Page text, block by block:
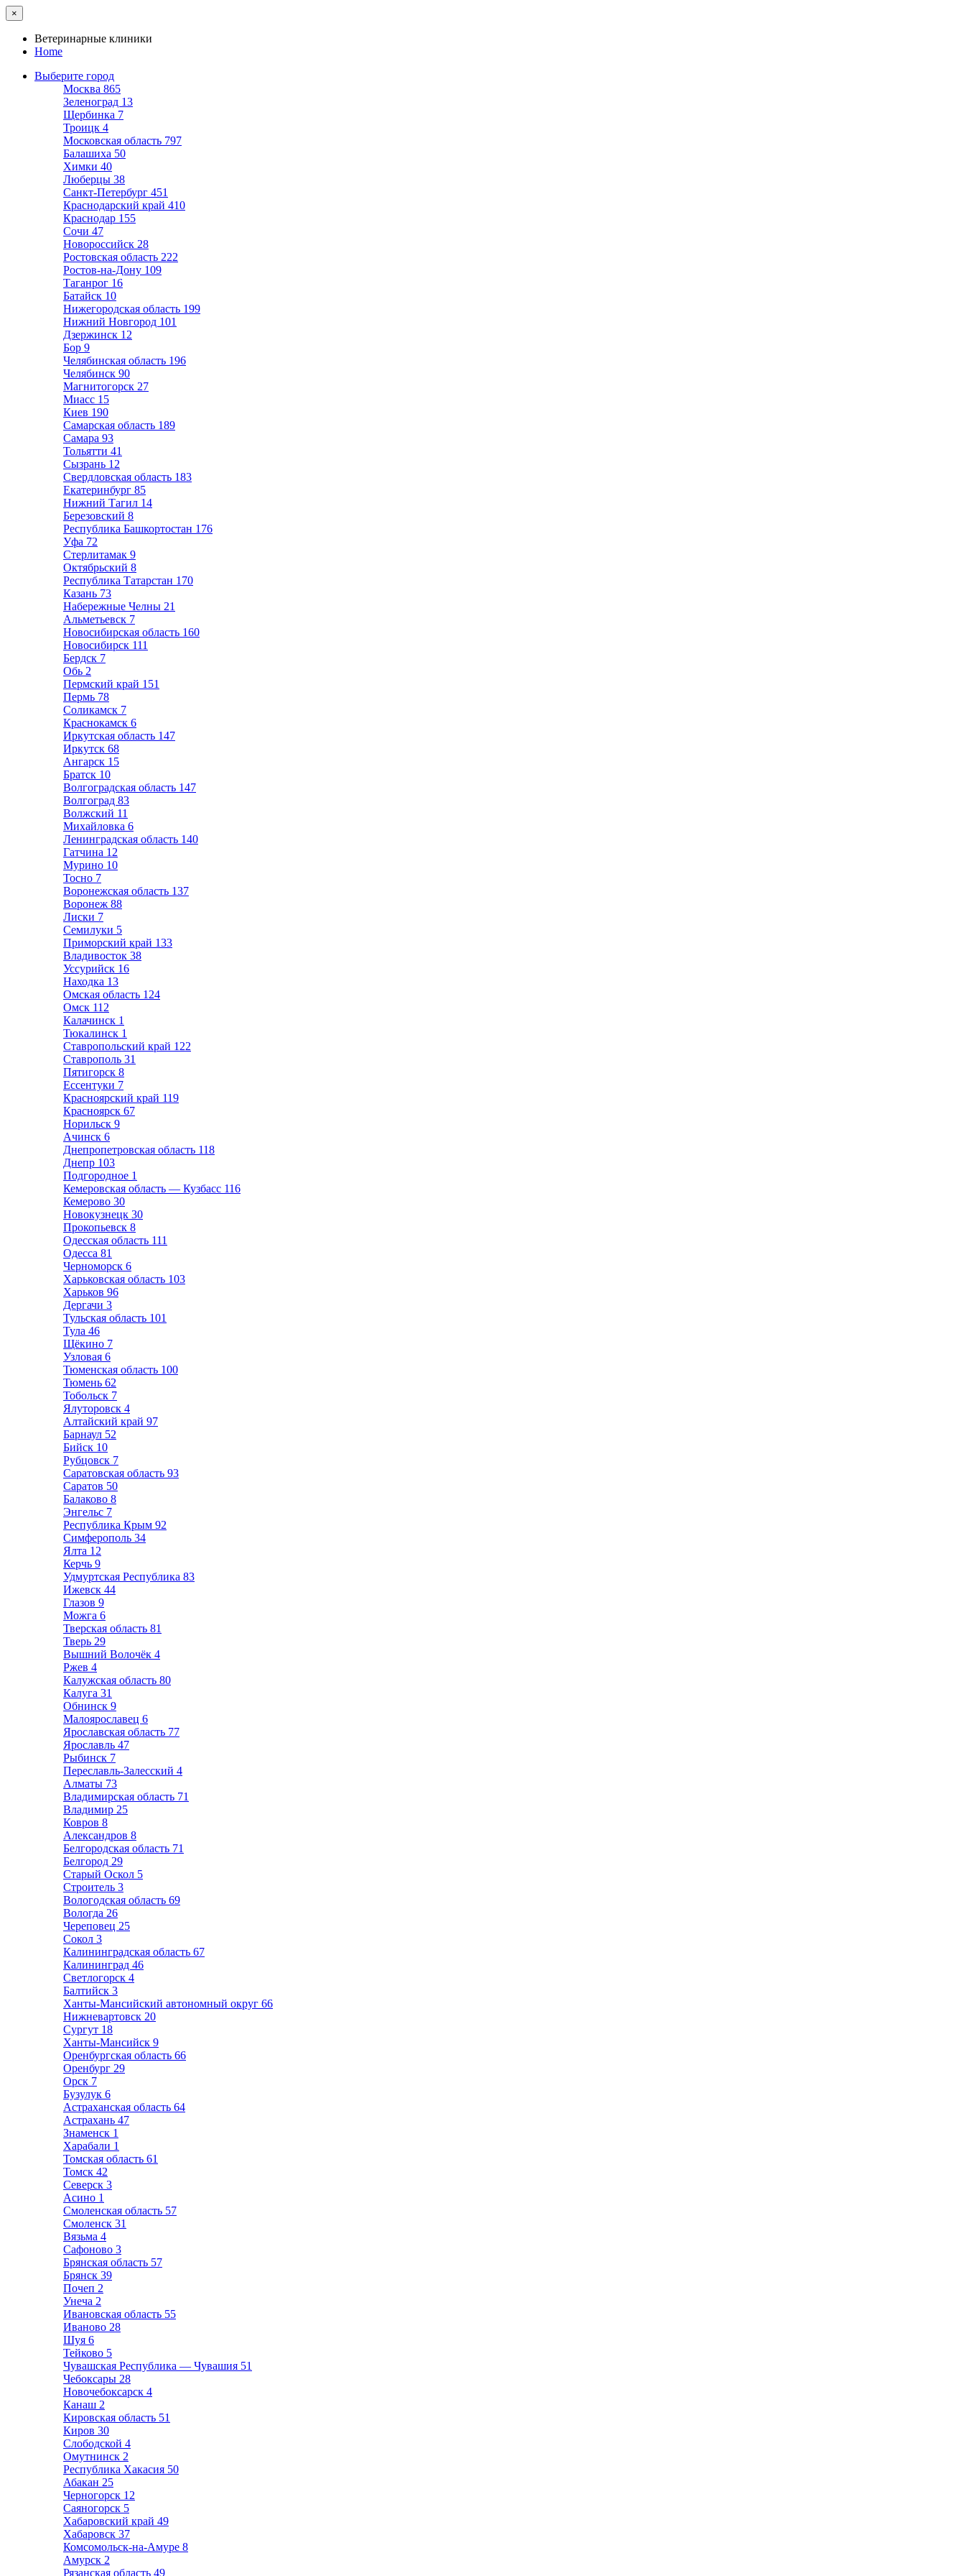
×
Ветеринарные клиники
Home
Выберите город
Москва 865
Зеленоград 13
Щербинка 7
Троицк 4
Московская область 797
Балашиха 50
Химки 40
Люберцы 38
Санкт-Петербург 451
Краснодарский край 410
Краснодар 155
Сочи 47
Новороссийск 28
Ростовская область 222
Ростов-на-Дону 109
Таганрог 16
Батайск 10
Нижегородская область 199
Нижний Новгород 101
Дзержинск 12
Бор 9
Челябинская область 196
Челябинск 90
Магнитогорск 27
Миасс 15
Киев 190
Самарская область 189
Самара 93
Тольятти 41
Сызрань 12
Свердловская область 183
Екатеринбург 85
Нижний Тагил 14
Березовский 8
Республика Башкортостан 176
Уфа 72
Стерлитамак 9
Октябрьский 8
Республика Татарстан 170
Казань 73
Набережные Челны 21
Альметьевск 7
Новосибирская область 160
Новосибирск 111
Бердск 7
Обь 2
Пермский край 151
Пермь 78
Соликамск 7
Краснокамск 6
Иркутская область 147
Иркутск 68
Ангарск 15
Братск 10
Волгоградская область 147
Волгоград 83
Волжский 11
Михайловка 6
Ленинградская область 140
Гатчина 12
Мурино 10
Тосно 7
Воронежская область 137
Воронеж 88
Лиски 7
Семилуки 5
Приморский край 133
Владивосток 38
Уссурийск 16
Находка 13
Омская область 124
Омск 112
Калачинск 1
Тюкалинск 1
Ставропольский край 122
Ставрополь 31
Пятигорск 8
Ессентуки 7
Красноярский край 119
Красноярск 67
Норильск 9
Ачинск 6
Днепропетровская область 118
Днепр 103
Подгородное 1
Кемеровская область — Кузбасс 116
Кемерово 30
Новокузнецк 30
Прокопьевск 8
Одесская область 111
Одесса 81
Черноморск 6
Харьковская область 103
Харьков 96
Дергачи 3
Тульская область 101
Тула 46
Щёкино 7
Узловая 6
Тюменская область 100
Тюмень 62
Тобольск 7
Ялуторовск 4
Алтайский край 97
Барнаул 52
Бийск 10
Рубцовск 7
Саратовская область 93
Саратов 50
Балаково 8
Энгельс 7
Республика Крым 92
Симферополь 34
Ялта 12
Керчь 9
Удмуртская Республика 83
Ижевск 44
Глазов 9
Можга 6
Тверская область 81
Тверь 29
Вышний Волочёк 4
Ржев 4
Калужская область 80
Калуга 31
Обнинск 9
Малоярославец 6
Ярославская область 77
Ярославль 47
Рыбинск 7
Переславль-Залесский 4
Алматы 73
Владимирская область 71
Владимир 25
Ковров 8
Александров 8
Белгородская область 71
Белгород 29
Старый Оскол 5
Строитель 3
Вологодская область 69
Вологда 26
Череповец 25
Сокол 3
Калининградская область 67
Калининград 46
Светлогорск 4
Балтийск 3
Ханты-Мансийский автономный округ 66
Нижневартовск 20
Сургут 18
Ханты-Мансийск 9
Оренбургская область 66
Оренбург 29
Орск 7
Бузулук 6
Астраханская область 64
Астрахань 47
Знаменск 1
Харабали 1
Томская область 61
Томск 42
Северск 3
Асино 1
Смоленская область 57
Смоленск 31
Вязьма 4
Сафоново 3
Брянская область 57
Брянск 39
Почеп 2
Унеча 2
Ивановская область 55
Иваново 28
Шуя 6
Тейково 5
Чувашская Республика — Чувашия 51
Чебоксары 28
Новочебоксарск 4
Канаш 2
Кировская область 51
Киров 30
Слободской 4
Омутнинск 2
Республика Хакасия 50
Абакан 25
Черногорск 12
Саяногорск 5
Хабаровский край 49
Хабаровск 37
Комсомольск-на-Амуре 8
Амурск 2
Рязанская область 49